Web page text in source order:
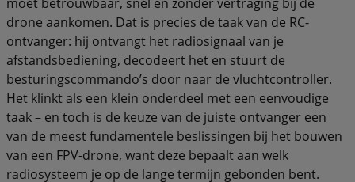
drone aankomen. Dat is precies de taak van de RC-
ontvanger: hij ontvangt het radiosignaal van je
afstandsbediening, decodeert het en stuurt de
besturingscommando’s door naar de vluchtcontroller.
Het klinkt als een klein onderdeel met een eenvoudige
taak – en toch is de keuze van de juiste ontvanger een
van de meest fundamentele beslissingen bij het bouwen
van een FPV-drone, want deze bepaalt aan welk
radiosysteem je op de lange termijn gebonden bent.